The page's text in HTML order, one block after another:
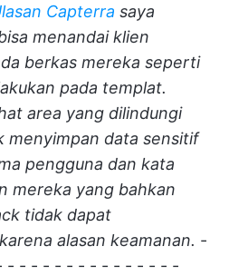
Capterra saya
menandai klien
berkas mereka seperti
pada templat.
area yang dilindungi
menyimpan data sensitif
pengguna dan kata
mereka yang bahkan
tidak dapat
alasan keamanan. -
- - - - - - - - - - - - - - -